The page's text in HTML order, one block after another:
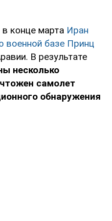
конце марта Иран
военной базе Принц
В результате
несколько
самолет
обнаружения